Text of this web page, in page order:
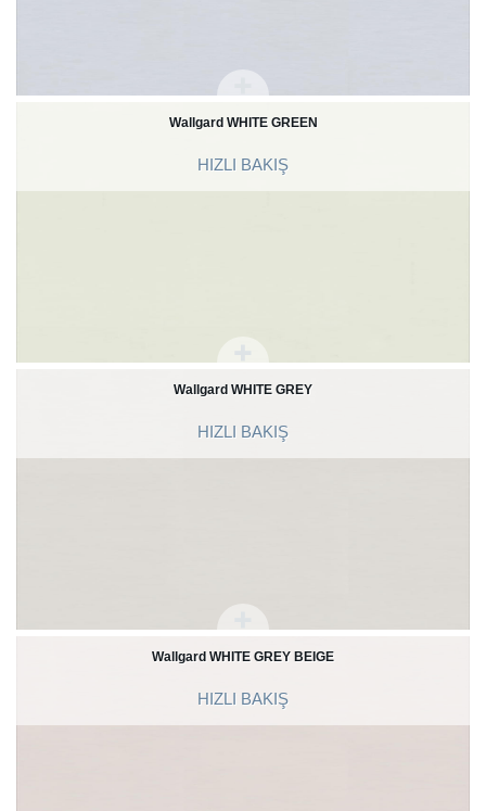
Wallgard WHITE GREEN
HIZLI BAKIŞ
Wallgard WHITE GREY
HIZLI BAKIŞ
Wallgard WHITE GREY BEIGE
HIZLI BAKIŞ